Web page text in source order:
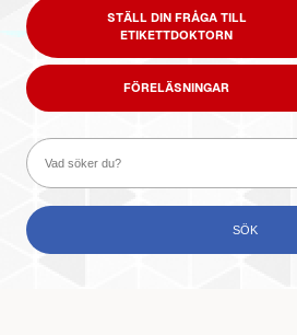
STÄLL DIN FRÅGA TILL
ETIKETTDOKTORN
FÖRELÄSNINGAR